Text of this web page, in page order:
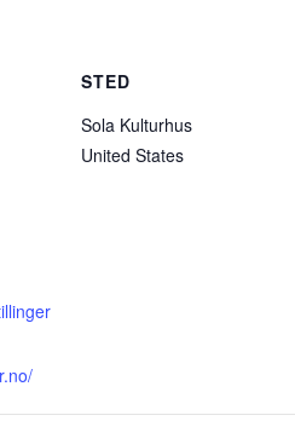
STED
Sola Kulturhus
United States